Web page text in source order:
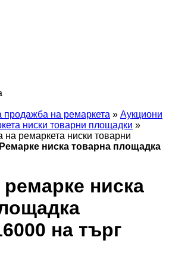
продажба на ремаркета » Аукциони
ниски товарни площадки »
ремаркета ниски товарни
Ремарке ниска товарна площадка
ниска
на търг